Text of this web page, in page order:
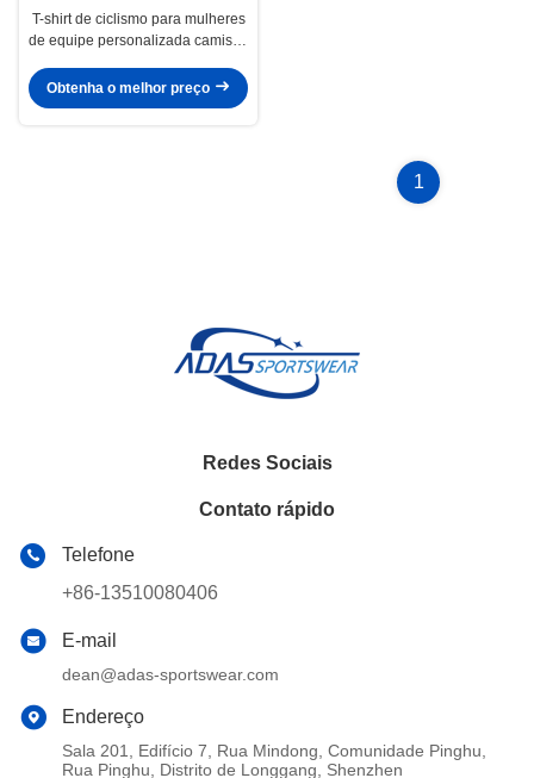
T-shirt de ciclismo para mulheres
de equipe personalizada camisas
estrada secas rapidamente
Obtenha o melhor preço
1
Redes Sociais
Contato rápido
Telefone
+86-13510080406
E-mail
dean@adas-sportswear.com
Endereço
Sala 201, Edifício 7, Rua Mindong, Comunidade Pinghu,
Rua Pinghu, Distrito de Longgang, Shenzhen